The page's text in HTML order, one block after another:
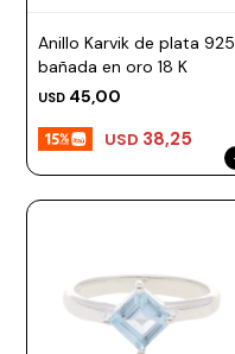
Anillo Karvik de plata 925
bañada en oro 18 K
USD 45,00
USD 38,25